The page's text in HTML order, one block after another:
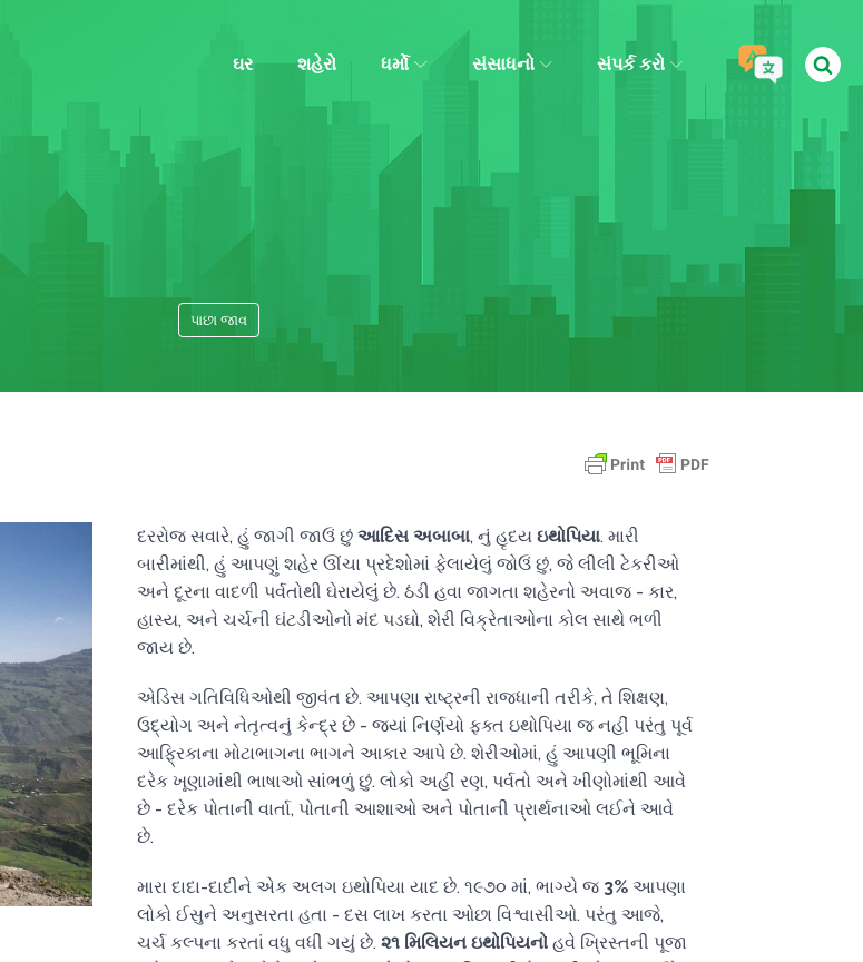
ઘર શહેરો ધર્મો સંસાધનો સંપર્ક કરો
પાછા જાવ
દરરોજ સવારે, હું જાગી જાઉં છું આદિસ અબાબા, નું હૃદય ઇથોપિયા. મારી
બારીમાંથી, હું આપણું શહેર ઊંચા પ્રદેશોમાં ફેલાયેલું જોઉં છું, જે લીલી ટેકરીઓ
અને દૂરના વાદળી પર્વતોથી ઘેરાયેલું છે. ઠંડી હવા જાગતા શહેરનો અવાજ - કાર,
હાસ્ય, અને ચર્ચની ઘંટડીઓનો મંદ પડઘો, શેરી વિક્રેતાઓના કોલ સાથે ભળી
જાય છે.
એડિસ ગતિવિધિઓથી જીવંત છે. આપણા રાષ્ટ્રની રાજધાની તરીકે, તે શિક્ષણ,
ઉદ્યોગ અને નેતૃત્વનું કેન્દ્ર છે - જ્યાં નિર્ણયો ફક્ત ઇથોપિયા જ નહીં પરંતુ પૂર્વ
આફ્રિકાના મોટાભાગના ભાગને આકાર આપે છે. શેરીઓમાં, હું આપણી ભૂમિના
દરેક ખૂણામાંથી ભાષાઓ સાંભળું છું. લોકો અહીં રણ, પર્વતો અને ખીણોમાંથી આવે
છે - દરેક પોતાની વાર્તા, પોતાની આશાઓ અને પોતાની પ્રાર્થનાઓ લઈને આવે
છે.
મારા દાદા-દાદીને એક અલગ ઇથોપિયા યાદ છે. ૧૯૭૦ માં, ભાગ્યે જ 3% આપણા
લોકો ઈસુને અનુસરતા હતા - દસ લાખ કરતા ઓછા વિશ્વાસીઓ. પરંતુ આજે,
ચર્ચ કલ્પના કરતાં વધુ વધી ગયું છે. ૨૧ મિલિયન ઇથોપિયનો હવે ખ્રિસ્તની પૂજા